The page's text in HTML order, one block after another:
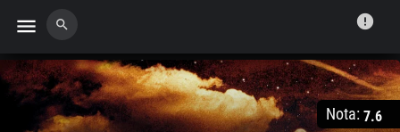
menu search error
Nota: 7.6